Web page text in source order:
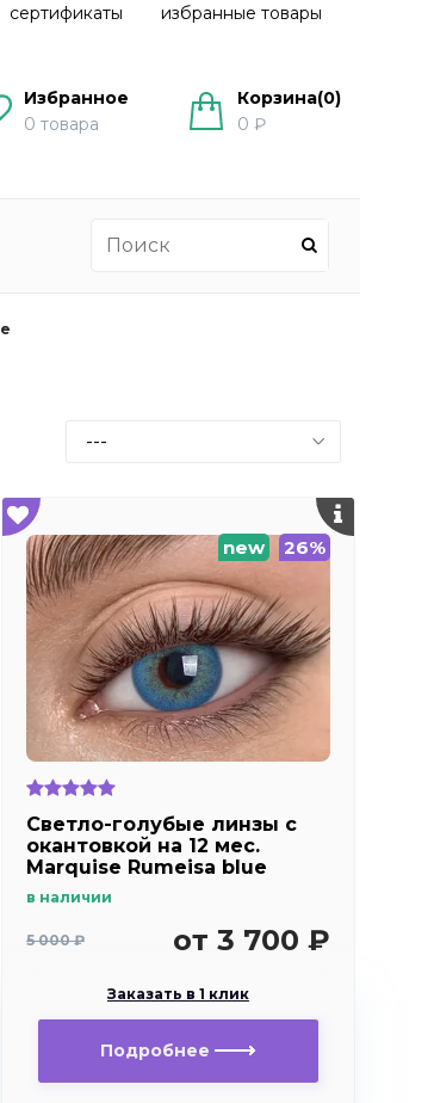
сертификаты избранные товары
Избранное
0 товара
Корзина(0)
0 ₽
new 26%
Светло-голубые линзы c
окантовкой на 12 мес.
Marquise Rumeisa blue
в наличии
5 000 ₽ от 3 700 ₽
Заказать в 1 клик
Подробнее